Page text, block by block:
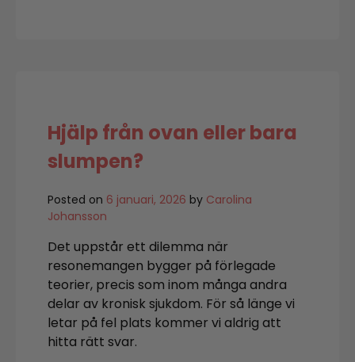
Hjälp från ovan eller bara
slumpen?
Posted on 6 januari, 2026 by Carolina
Johansson
Det uppstår ett dilemma när
resonemangen bygger på förlegade
teorier, precis som inom många andra
delar av kronisk sjukdom. För så länge vi
letar på fel plats kommer vi aldrig att
hitta rätt svar.